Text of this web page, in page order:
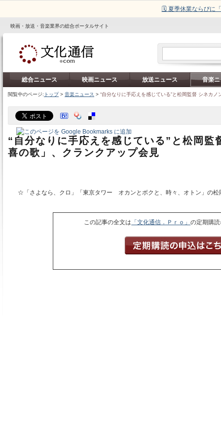
🗓️ 夏季休業ならびに
映画・放送・音楽業界の総合ポータルサイト
総合ニュース 映画ニュース 放送ニュース 音楽
閲覧中のページ: トップ> 音楽ニュース > “自分なりに手応えを感じている”と松岡監督 シネカ
“自分なりに手応えを感じている”と松岡監
喜の歌」、クランクアップ会見
☆「さよなら、クロ」「東京タワー オカンとボクと、時々、オトン」の
この記事の全文は 「文化通信．Ｐｒｏ」の定期購